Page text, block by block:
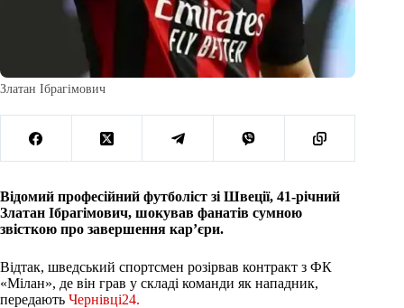
Златан Ібрагімович
Відомий професійний футболіст зі Швеції, 41-річний
Златан Ібрагімович, шокував фанатів сумною
звісткою про завершення кар’єри.
Відтак, шведський спортсмен розірвав контракт з ФК
«Мілан», де він грав у складі команди як нападник,
передають Чернівці24.